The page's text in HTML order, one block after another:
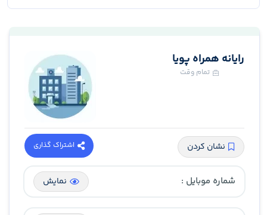
رایانه همراه پویا
تمام وقت
نشان کردن اشتراک گذاری
شماره موبایل : نمایش